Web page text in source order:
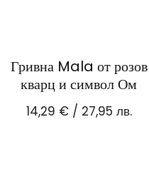
Гривна Mala от розов
кварц и символ Ом
14,29 €/ 27,95 лв.